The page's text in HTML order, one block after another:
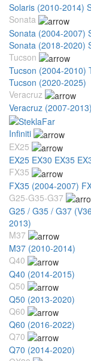
Solaris (2010-2014)
Sonata
Sonata (2004-2007)
Sonata (2018-2020)
Tucson
Tucson (2004-2010)
Tucson (2020-2025)
Veracruz
Veracruz (2007-2013)
Infiniti
EX25
EX25 EX30 EX35
FX35
FX35 (2004-2007)
G25-G35-G37
G25 / G35 / G37
2013)
M37
M37 (2010-2014)
Q40
Q40 (2014-2015)
Q50
Q50 (2013-2020)
Q60
Q60 (2016-2022)
Q70
Q70 (2014-2020)